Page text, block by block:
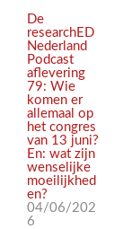
De
researchED
Nederland
Podcast
aflevering
79: Wie
komen er
allemaal op
het congres
van 13 juni?
En: wat zijn
wenselijke
moeilijkhed
en?
04/06/202
6